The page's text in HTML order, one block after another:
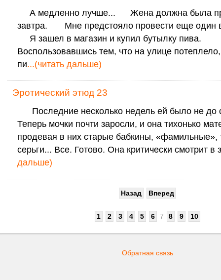
А медленно лучше... Жена должна была
завтра. Мне предстояло провести еще один
Я зашел в магазин и купил бутылку пива.
Воспользовавшись тем, что на улице
пи...(читать дальше)
Эротический этюд 23
Последние несколько недель ей было не до
Теперь мочки почти заросли, и она тихонько
продевая в них старые бабкины, «фамильные»,
серьги... Все. Готово. Она критически смотрит в
дальше)
Назад Вперед
1 2 3 4 5 6 7 8 9 10
Обратная связь